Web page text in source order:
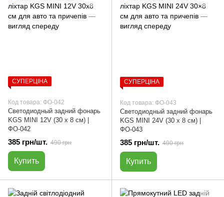
СУПЕРЦІНА
Код товара: ФО-042
Светодиодный задний фонарь
KGS MINI 12V (30 х 8 см) |
ФО-042
385 грн/шт. 490 грн
Купить
СУПЕРЦІНА
Код товара: ФО-043
Светодиодный задний фонарь
KGS MINI 24V (30 х 8 см) |
ФО-043
385 грн/шт. 490 грн
Купить